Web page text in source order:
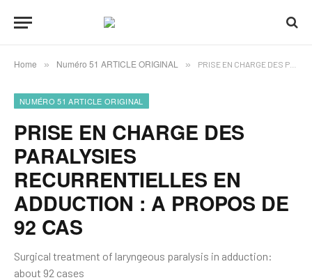
Home » Numéro 51 ARTICLE ORIGINAL » PRISE EN CHARGE DES PARALYSIES RECURRENTIELLES EN ADDUCTION : A PROPOS DE 92 CAS
NUMÉRO 51 ARTICLE ORIGINAL
PRISE EN CHARGE DES
PARALYSIES
RECURRENTIELLES EN
ADDUCTION : A PROPOS DE
92 CAS
Surgical treatment of laryngeous paralysis in adduction:
about 92 cases